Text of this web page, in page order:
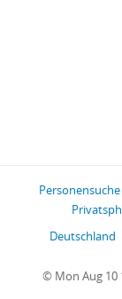
Personensuche
Deutschland
© Mon Aug 10